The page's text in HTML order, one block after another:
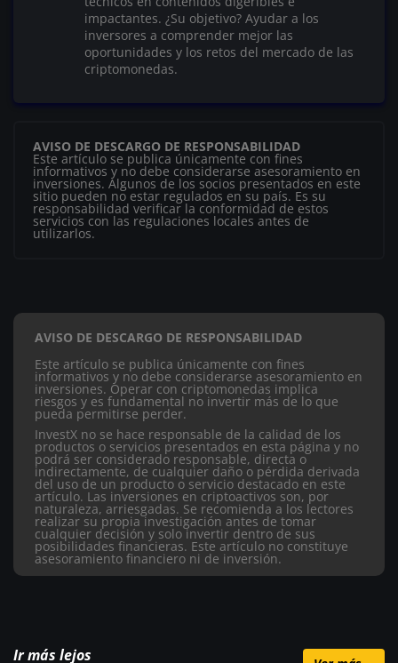
impactantes. ¿Su objetivo? Ayudar a los
inversores a comprender mejor las
oportunidades y los retos del mercado de las
criptomonedas.
AVISO DE DESCARGO DE RESPONSABILIDAD
Este artículo se publica únicamente con fines
informativos y no debe considerarse asesoramiento en
inversiones. Algunos de los socios presentados en este
sitio pueden no estar regulados en su país. Es su
responsabilidad verificar la conformidad de estos
servicios con las regulaciones locales antes de
utilizarlos.
AVISO DE DESCARGO DE RESPONSABILIDAD
Este artículo se publica únicamente con fines
informativos y no debe considerarse asesoramiento en
inversiones. Operar con criptomonedas implica
riesgos y es fundamental no invertir más de lo que
pueda permitirse perder.
InvestX no se hace responsable de la calidad de los
productos o servicios presentados en esta página y no
podrá ser considerado responsable, directa o
indirectamente, de cualquier daño o pérdida derivada
del uso de un producto o servicio destacado en este
artículo. Las inversiones en criptoactivos son, por
naturaleza, arriesgadas. Se recomienda a los lectores
realizar su propia investigación antes de tomar
cualquier decisión y solo invertir dentro de sus
posibilidades financieras. Este artículo no constituye
asesoramiento financiero ni de inversión.
Ir más lejos